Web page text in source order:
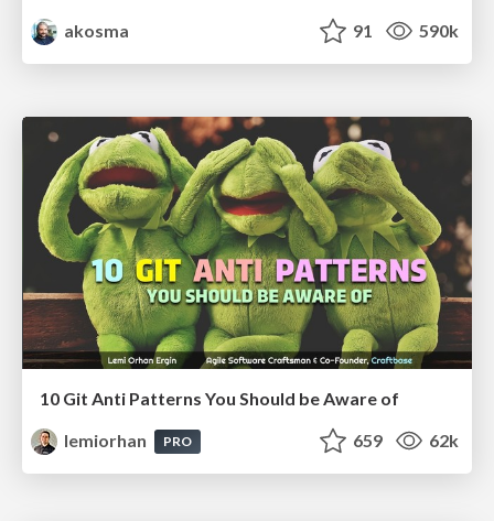
akosma
91 590k
10 Git Anti Patterns You Should be Aware of
lemiorhan
PRO 659 62k